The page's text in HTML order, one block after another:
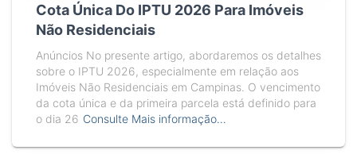
Cota Única Do IPTU 2026 Para Imóveis
Não Residenciais
Anúncios No presente artigo, abordaremos os detalhes
sobre o IPTU 2026, especialmente em relação aos
Imóveis Não Residenciais em Campinas. O vencimento
da cota única e da primeira parcela está definido para
o dia 26 Consulte Mais informação…